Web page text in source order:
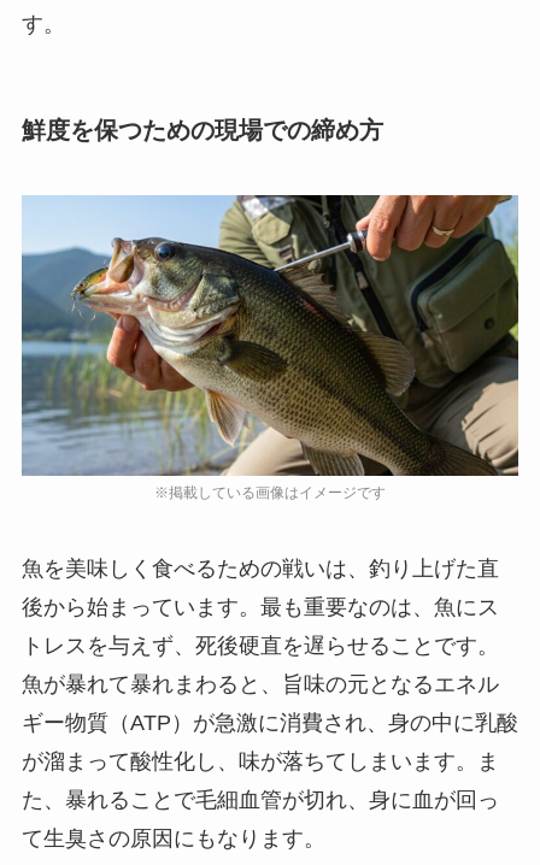
す。
鮮度を保つための現場での締め方
魚を美味しく食べるための戦いは、釣り上げた直
後から始まっています。最も重要なのは、魚にス
トレスを与えず、死後硬直を遅らせることです。
魚が暴れて暴れまわると、旨味の元となるエネル
ギー物質（ATP）が急激に消費され、身の中に乳酸
が溜まって酸性化し、味が落ちてしまいます。ま
た、暴れることで毛細血管が切れ、身に血が回っ
て生臭さの原因にもなります。